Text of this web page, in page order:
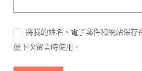
將我的姓名、電子郵件和網站保存
便下次留言時使用。